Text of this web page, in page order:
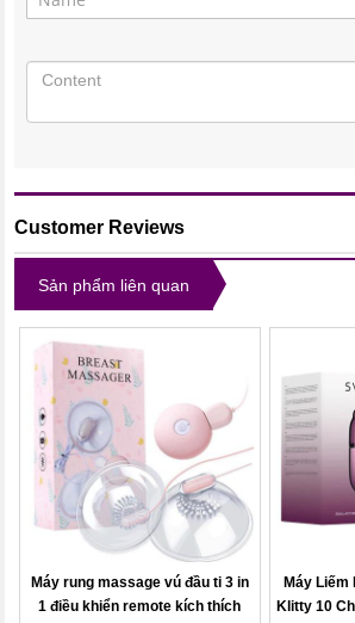
Customer Reviews
Sản phẩm liên quan
Máy rung massage vú đầu ti 3 in
1 điều khiển remote kích thích
Máy Liếm
Klitty 10